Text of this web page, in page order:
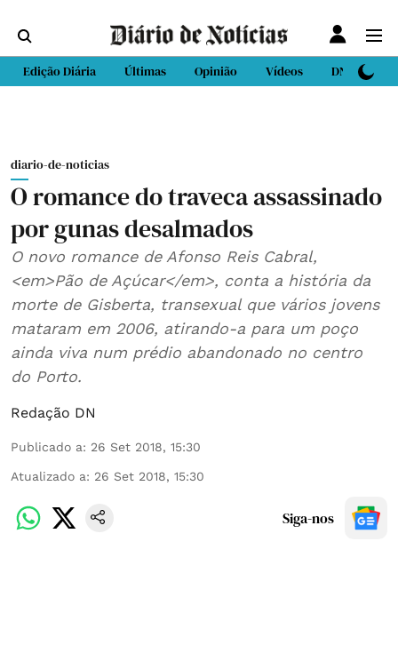
Edição Diária Últimas Opinião Vídeos DN Sport
diario-de-noticias
O romance do traveca assassinado
por gunas desalmados
O novo romance de Afonso Reis Cabral,
<em>Pão de Açúcar</em>, conta a história da
morte de Gisberta, transexual que vários jovens
mataram em 2006, atirando-a para um poço
ainda viva num prédio abandonado no centro
do Porto.
Redação DN
Publicado a: 26 Set 2018, 15:30
Atualizado a: 26 Set 2018, 15:30
Siga-nos